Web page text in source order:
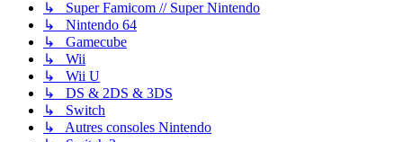
↳ Super Famicom // Super Nintendo
↳ Nintendo 64
↳ Gamecube
↳ Wii
↳ Wii U
↳ DS & 2DS & 3DS
↳ Switch
↳ Autres consoles Nintendo